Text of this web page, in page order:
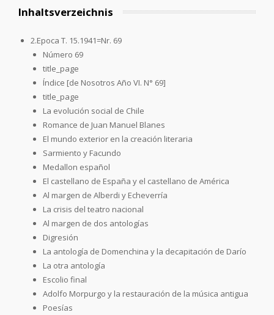
Inhaltsverzeichnis
2.Epoca T. 15.1941=Nr. 69
Número 69
title_page
Índice [de Nosotros Año VI. N° 69]
title_page
La evolución social de Chile
Romance de Juan Manuel Blanes
El mundo exterior en la creación literaria
Sarmiento y Facundo
Medallon español
El castellano de España y el castellano de América
Al margen de Alberdi y Echeverría
La crisis del teatro nacional
Al margen de dos antologías
Digresión
La antología de Domenchina y la decapitación de Darío
La otra antología
Escolio final
Adolfo Morpurgo y la restauración de la música antigua
Poesías